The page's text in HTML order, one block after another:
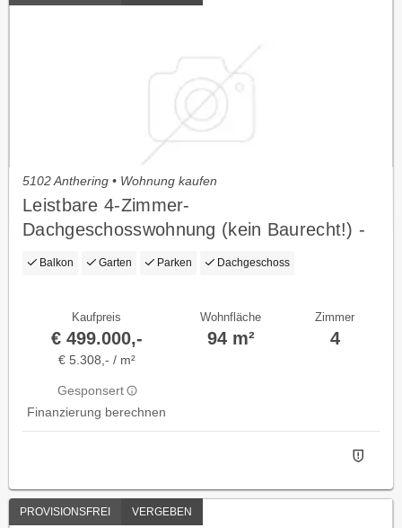
5102 Anthering • Wohnung kaufen
Leistbare 4-Zimmer-
Dachgeschosswohnung (kein Baurecht!) -
viel Platz & Potenzial nahe Salzburg
Balkon Garten Parken Dachgeschoss
Kaufpreis
€ 499.000,-
€ 5.308,- / m²
Gesponsert
Finanzierung berechnen
Wohnfläche
94 m²
Zimmer
4
PROVISIONSFREI VERGEBEN